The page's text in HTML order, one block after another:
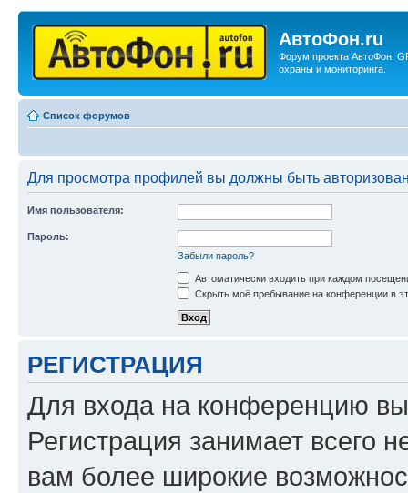
АвтоФон.ru
Форум проекта АвтоФон.
охраны и мониторинга.
Список форумов
Для просмотра профилей вы должны быть
Имя пользователя:
Пароль:
Забыли пароль?
Автоматически входить при каждом
Скрыть моё пребывание на конференции в
РЕГИСТРАЦИЯ
Для входа на конференцию
Регистрация занимает всего
вам более широкие